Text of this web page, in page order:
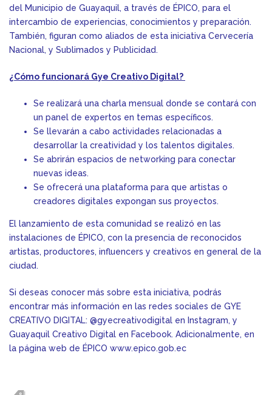
del Municipio de Guayaquil, a través de ÉPICO, para el
intercambio de experiencias, conocimientos y preparación.
También, figuran como aliados de esta iniciativa Cervecería
Nacional, y Sublimados y Publicidad.
¿Cómo funcionará Gye Creativo Digital?
Se realizará una charla mensual donde se contará con
un panel de expertos en temas específicos.
Se llevarán a cabo actividades relacionadas a
desarrollar la creatividad y los talentos digitales.
Se abrirán espacios de networking para conectar
nuevas ideas.
Se ofrecerá una plataforma para que artistas o
creadores digitales expongan sus proyectos.
El lanzamiento de esta comunidad se realizó en las
instalaciones de ÉPICO, con la presencia de reconocidos
artistas, productores, influencers y creativos en general de la
ciudad.
Si deseas conocer más sobre esta iniciativa, podrás
encontrar más información en las redes sociales de GYE
CREATIVO DIGITAL: @gyecreativodigital en Instagram, y
Guayaquil Creativo Digital en Facebook. Adicionalmente, en
la página web de ÉPICO www.epico.gob.ec